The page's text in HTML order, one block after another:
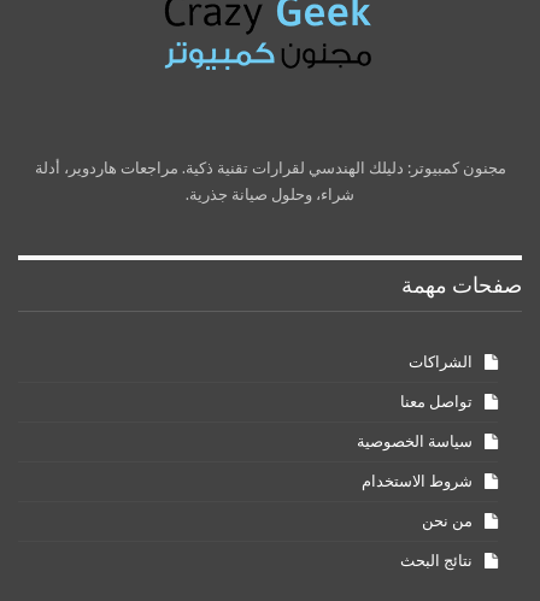
مجنون كمبيوتر: دليلك الهندسي لقرارات تقنية ذكية. مراجعات هاردوير، أدلة
شراء، وحلول صيانة جذرية.
صفحات مهمة
الشراكات
تواصل معنا
سياسة الخصوصية
شروط الاستخدام
من نحن
نتائج البحث